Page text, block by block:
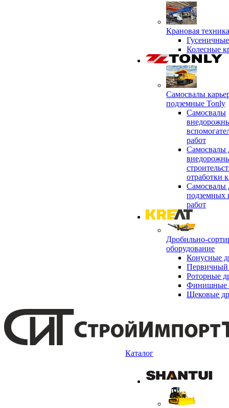
Крановая
Колесные
Самосвалы
подземные Tonly
Самосвалы
работ
Самосвалы
отработки
Самосвалы
подземных
работ
Дробильно-
оборудование
Конусные
Первичный
Роторные
Финишные
Щековые
Каталог